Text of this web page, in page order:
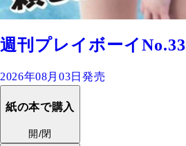
週刊プレイボーイNo.33
2026年08月03日発売
紙の本で購入
開/閉